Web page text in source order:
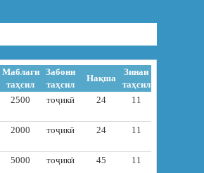
Маблағи
таҳсил
Забони
таҳсил
Нақша
Зинаи
таҳсил
2500 тоҷикӣ 24 11
2000 тоҷикӣ 24 11
5000 тоҷикӣ 45 11